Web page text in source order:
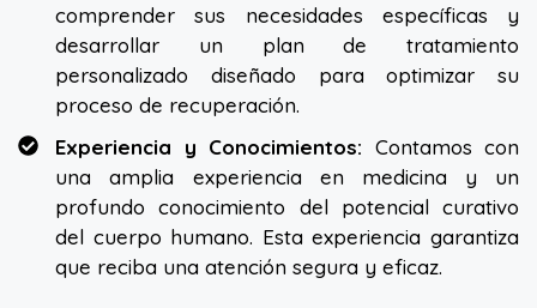
comprender sus necesidades específicas y
desarrollar un plan de tratamiento
personalizado diseñado para optimizar su
proceso de recuperación.
Experiencia y Conocimientos: Contamos con
una amplia experiencia en medicina y un
profundo conocimiento del potencial curativo
del cuerpo humano. Esta experiencia garantiza
que reciba una atención segura y eficaz.